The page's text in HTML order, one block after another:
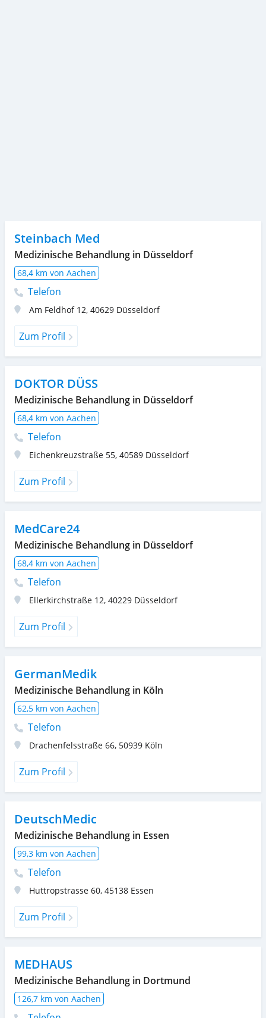
Steinbach Med
Medizinische Behandlung in Düsseldorf
68,4 km von Aachen
Telefon
Am Feldhof 12, 40629 Düsseldorf
Zum Profil
DOKTOR DÜSS
Medizinische Behandlung in Düsseldorf
68,4 km von Aachen
Telefon
Eichenkreuzstraße 55, 40589 Düsseldorf
Zum Profil
MedCare24
Medizinische Behandlung in Düsseldorf
68,4 km von Aachen
Telefon
Ellerkirchstraße 12, 40229 Düsseldorf
Zum Profil
GermanMedik
Medizinische Behandlung in Köln
62,5 km von Aachen
Telefon
Drachenfelsstraße 66, 50939 Köln
Zum Profil
DeutschMedic
Medizinische Behandlung in Essen
99,3 km von Aachen
Telefon
Huttropstrasse 60, 45138 Essen
Zum Profil
MEDHAUS
Medizinische Behandlung in Dortmund
126,7 km von Aachen